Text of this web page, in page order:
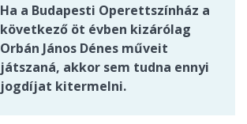
Ha a Budapesti Operettszínház a
következő öt évben kizárólag
Orbán János Dénes műveit
játszaná, akkor sem tudna ennyi
jogdíjat kitermelni.